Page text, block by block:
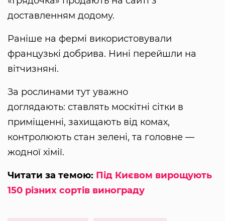
доставленням додому.
Раніше на фермі використовували
французькі добрива. Нині перейшли на
вітчизняні.
За рослинами тут уважно
доглядають: ставлять москітні сітки в
приміщенні, захищають від комах,
контролюють стан зелені, та головне —
жодної хімії.
Читати за темою: Під Києвом вирощують
150 різних сортів винограду